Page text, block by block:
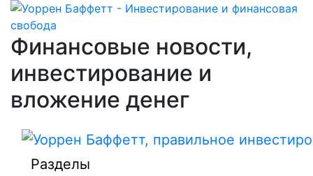
Финансовые новости,
инвестирование и
вложение денег
Разделы